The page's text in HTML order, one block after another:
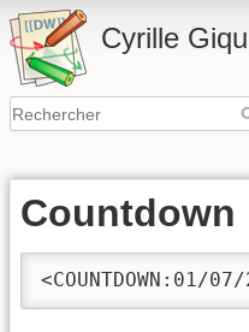
Cyrille
Countdown